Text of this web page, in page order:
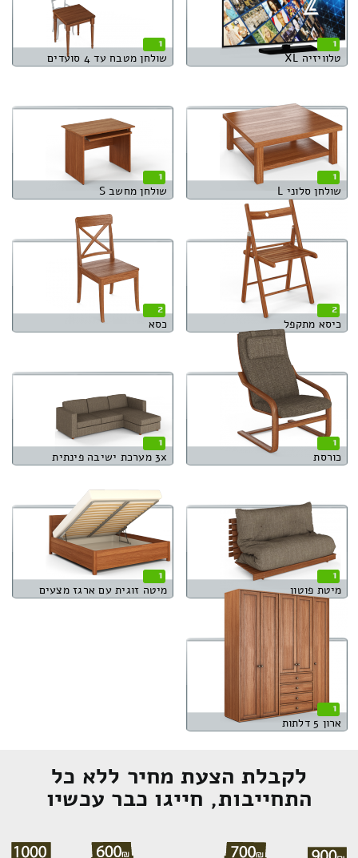
1
טלוויזיה XL
1
שולחן מטבח עד 4 סועדים
1
שולחן סלוני L
1
שולחן מחשב S
2
כיסא מתקפל
2
כסא
1
כורסת
1
3x מערכת ישיבה פינתית
1
מיטת פוטון
1
מיטה זוגית עם ארגז מצעים
1
ארון 5 דלתות
לקבלת הצעת מחיר ללא כל
התחייבות, חייגו כבר עכשיו